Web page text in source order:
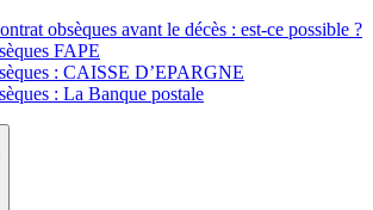
obsèques avant le décès : est-ce possible ?
FAPE
: CAISSE D’EPARGNE
: La Banque postale